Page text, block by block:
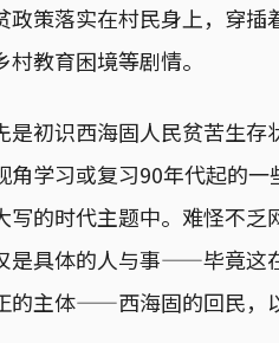
策落实在村民身上，穿插
教育困境等剧情。
初识西海固人民贫苦生存
学习或复习90年代起的
的时代主题中。难怪不乏
是具体的人与事——毕竟这
的主体——西海固的回民，